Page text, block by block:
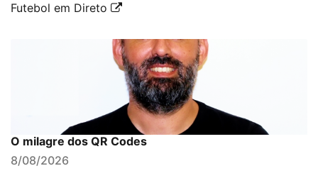
Futebol em Direto
O milagre dos QR Codes
8/08/2026